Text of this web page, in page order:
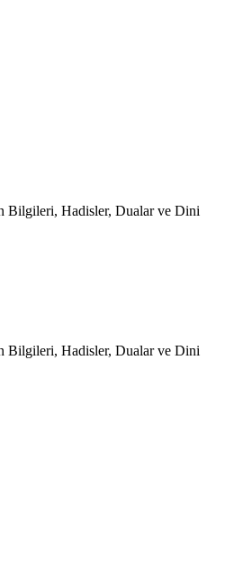
Bilgileri, Hadisler, Dualar ve Dini
Bilgileri, Hadisler, Dualar ve Dini